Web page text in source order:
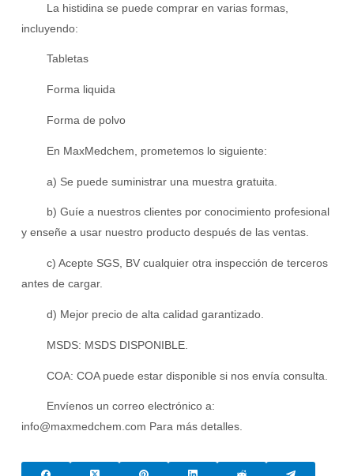
La histidina se puede comprar en varias formas,
incluyendo:
Tabletas
Forma liquida
Forma de polvo
En MaxMedchem, prometemos lo siguiente:
a) Se puede suministrar una muestra gratuita.
b) Guíe a nuestros clientes por conocimiento profesional
y enseñe a usar nuestro producto después de las ventas.
c) Acepte SGS, BV cualquier otra inspección de terceros
antes de cargar.
d) Mejor precio de alta calidad garantizado.
MSDS: MSDS DISPONIBLE.
COA: COA puede estar disponible si nos envía consulta.
Envíenos un correo electrónico a:
info@maxmedchem.com Para más detalles.